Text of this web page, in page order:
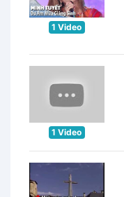
1 Video
1 Video